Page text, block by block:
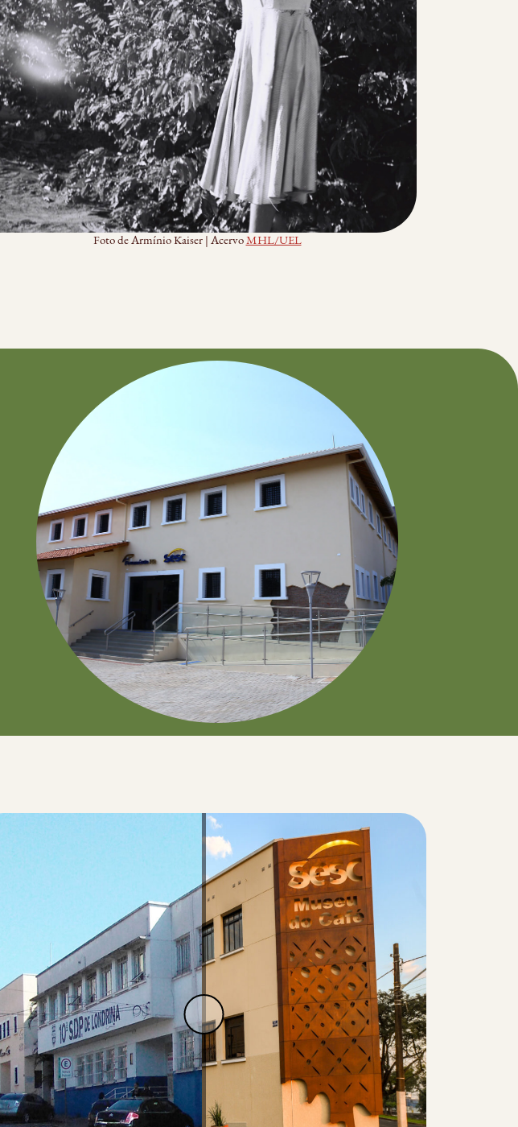
Foto de Armínio Kaiser | Acervo MHL/UEL